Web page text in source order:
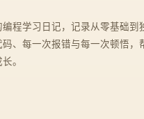
程学习日记，记录从零基础到
、每一次报错与每一次顿悟，
。